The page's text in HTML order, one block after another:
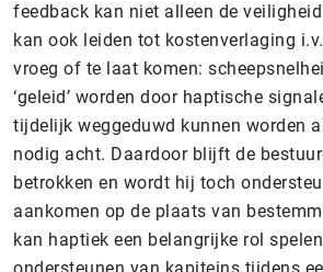
feedback kan niet alleen de
kan ook leiden tot kostenverlaging
vroeg of te laat komen:
‘geleid’ worden door haptische
tijdelijk weggeduwd kunnen worden
nodig acht. Daardoor blijft de
betrokken en wordt hij toch
aankomen op de plaats van
kan haptiek een belangrijke rol